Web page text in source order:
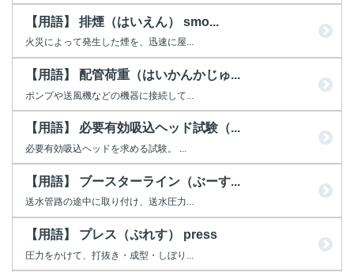
【用語】 排煙（はいえん） smo...
火災によって発生した煙を、迅速に屋...
【用語】 配管荷重（はいかんかじゅ...
ポンプや送風機などの機器に接続して...
【用語】 必要有効吸込ヘッド試験（...
必要有効吸込ヘッドを求める試験。 ...
【用語】 ブースターライン（ぶーす...
送水管路の途中に取り付け、送水圧力...
【用語】 プレス（ぷれす） press
圧力をかけて、打抜き・成型・しぼり...